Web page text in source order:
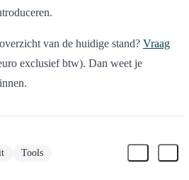
van de huidige stand? Vraag
exclusief btw). Dan weet je
Tools